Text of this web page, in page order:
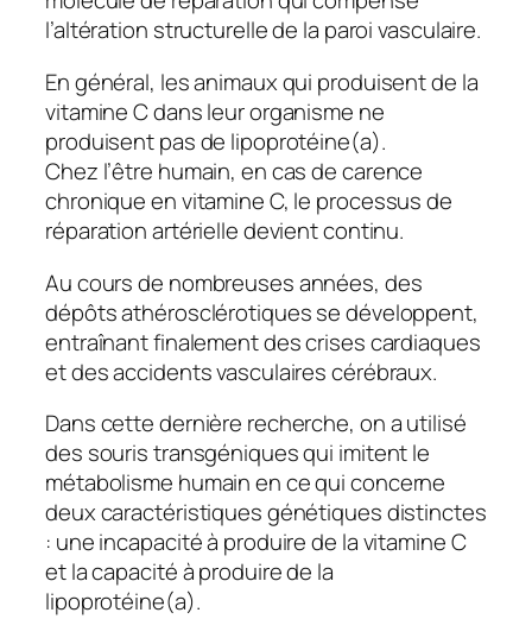
l’altération structurelle de la paroi vasculaire.
En général, les animaux qui produisent de la
vitamine C dans leur organisme ne
produisent pas de lipoprotéine(a).
Chez l’être humain, en cas de carence
chronique en vitamine C, le processus de
réparation artérielle devient continu.
Au cours de nombreuses années, des
dépôts athérosclérotiques se développent,
entraînant finalement des crises cardiaques
et des accidents vasculaires cérébraux.
Dans cette dernière recherche, on a utilisé
des souris transgéniques qui imitent le
métabolisme humain en ce qui concerne
deux caractéristiques génétiques distinctes
: une incapacité à produire de la vitamine C
et la capacité à produire de la
lipoprotéine(a).